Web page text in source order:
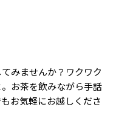
みませんか？ワクワク
お茶を飲みながら手話
お気軽にお越しくださ